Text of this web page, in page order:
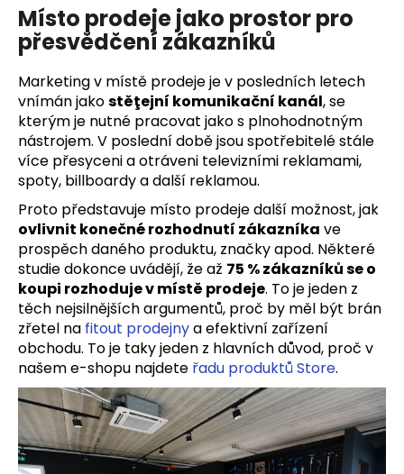
Místo prodeje jako prostor pro
přesvědčení zákazníků
Marketing v místě prodeje je v posledních letech
vnímán jakostěţejní komunikační kanál, se
kterým je nutné pracovat jako s plnohodnotným
nástrojem. V poslední době jsou spotřebitelé stále
více přesyceni a otráveni televizními reklamami,
spoty, billboardy a další reklamou.
Proto představuje místo prodeje další možnost, jak
ovlivnit konečné rozhodnutí zákazníka ve
prospěch daného produktu, značky apod. Některé
studie dokonce uvádějí, že až 75 % zákazníků se o
koupi rozhoduje v místě prodeje. To je jeden z
těch nejsilnějších argumentů, proč by měl být brán
zřetel na fitout prodejnya efektivní zařízení
obchodu. To je taky jeden z hlavních důvod, proč v
našem e-shopu najdete řadu produktů Store.
D
o
p
o
r
u
č
u
j
e
m
e
ZÁVĚSNÝ
PANEL
ORIGINAL
MAX
ŠEDÝ
1
690
Kč
Původně:
1
890
Kč